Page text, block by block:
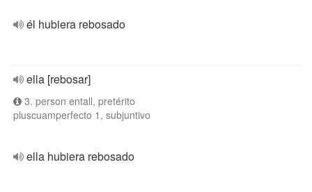
él hubiera rebosado
ella [rebosar]
3. person entall, pretérito
pluscuamperfecto 1, subjuntivo
ella hubiera rebosado